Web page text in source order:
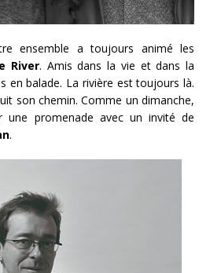
ensemble a toujours animé les
River. Amis dans la vie et dans la
en balade. La rivière est toujours là.
son chemin. Comme un dimanche,
une promenade avec un invité de
.